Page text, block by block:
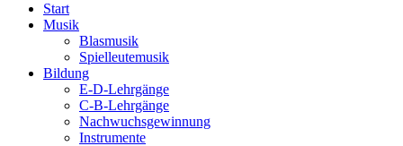
Start
Musik
Blasmusik
Spielleutemusik
Bildung
E-D-Lehrgänge
C-B-Lehrgänge
Nachwuchsgewinnung
Instrumente